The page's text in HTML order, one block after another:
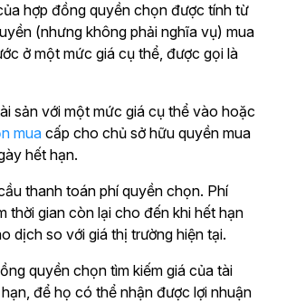
hợp đồng quyền chọn được tính từ
(nhưng không phải nghĩa vụ) mua
ở một mức giá cụ thể, được gọi là
sản với một mức giá cụ thể vào hoặc
muacấp cho chủ sở hữu quyền mua
hết hạn.
thanh toán phí quyền chọn. Phí
gian còn lại cho đến khi hết hạn
dịch so với giá thị trường hiện tại.
quyền chọn tìm kiếm giá của tài
để họ có thể nhận được lợi nhuận